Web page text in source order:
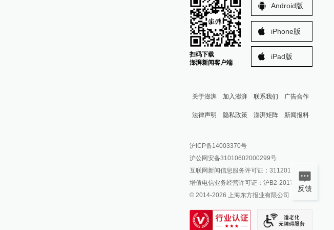
扫码下载
澎湃新闻客户端
Android版
iPhone版
iPad版
关于澎湃 加入澎湃 联系我们 广告合作
法律声明 隐私政策 澎湃矩阵
澎湃新闻公众号
澎湃新闻抖音号
派生万物开放平台
IP SHANGHAI
SIXTH TONE
新闻报料
报料邮箱: news@thepaper.cn
沪ICP备14003370号
沪公网安备31010602000299号
互联网新闻信息服务许可证：31120170006
增值电信业务经营许可证：沪B2-2017116
© 2014-2026 上海东方报业有限公司
反馈